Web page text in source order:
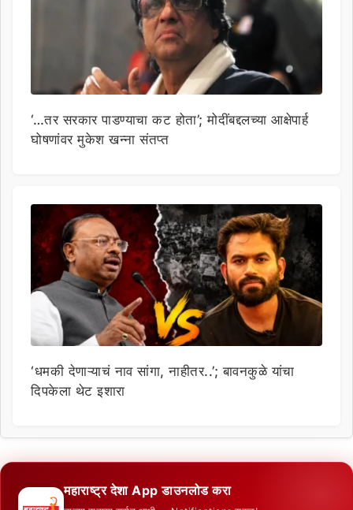
‘…तर सरकार पाडण्याचा कट होता’; मोदींबद्दलच्या आक्षेपार्ह
घोषणांवर मुकेश खन्ना संतप्त
‘धमकी देणाऱ्याचं नाव सांगा, नाहीतर..’; बावनकुळे यांचा
दिपकेला थेट इशारा
महाराष्ट्र देशा App डाउनलोड करा